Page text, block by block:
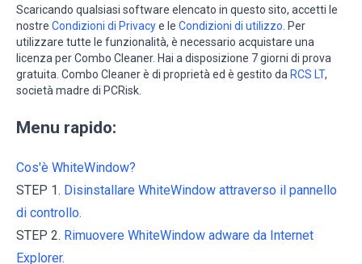
Scaricando qualsiasi software elencato in questo sito, accetti le
nostre Condizioni di Privacye le Condizioni di utilizzo . Per
utilizzare tutte le funzionalità, è necessario acquistare una
licenza per Combo Cleaner. Hai a disposizione 7 giorni di prova
gratuita. Combo Cleaner è di proprietà ed è gestito da RCS LT,
società madre di PCRisk.
Menu rapido:
Cos'è WhiteWindow?
STEP 1. Disinstallare WhiteWindow attraverso il pannello
di controllo.
STEP 2. Rimuovere WhiteWindow adware da Internet
Explorer.